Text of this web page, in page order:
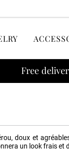
Free
doux et
un look frais et